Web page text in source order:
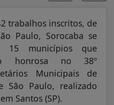
trabalhos inscritos, de
Paulo, Sorocaba se
15 municípios que
honrosa no 38º
Municipais de
São Paulo, realizado
Santos (SP).